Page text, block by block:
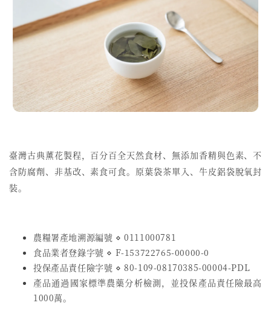
臺灣古典薰花製程， 百分百全天然食材、無添加香精與色素、不
含防腐劑、非基改、素食可食。原葉袋茶單入、牛皮鋁袋脫氧封
裝。
農糧署產地溯源編號 ⋄ 0111000781
食品業者登錄字號 ⋄ F-153722765-00000-0
投保產品責任險字號 ⋄80-109-08170385-00004-PDL
產品通過國家標準農藥分析檢測，並投保產品責任險最高
1000萬。